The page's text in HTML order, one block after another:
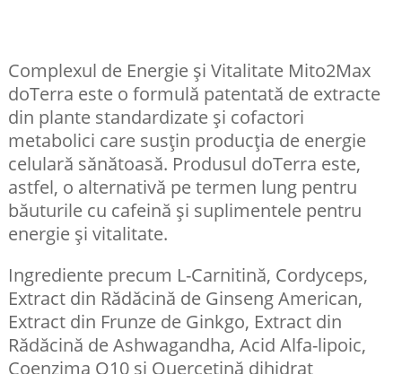
Complexul de Energie și Vitalitate Mito2Max
doTerra este o formulă patentată de extracte
din plante standardizate și cofactori
metabolici care susțin producția de energie
celulară sănătoasă. Produsul doTerra este,
astfel, o alternativă pe termen lung pentru
băuturile cu cafeină și suplimentele pentru
energie și vitalitate.
Ingrediente precum L-Carnitină, Cordyceps,
Extract din Rădăcină de Ginseng American,
Extract din Frunze de Ginkgo, Extract din
Rădăcină de Ashwagandha, Acid Alfa-lipoic,
Coenzima Q10 și Quercetină dihidrat